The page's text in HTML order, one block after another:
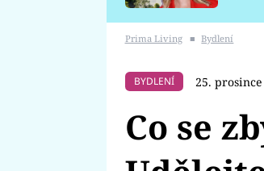
Prima Living ■ Bydlení
BYDLENÍ 25.
Co se